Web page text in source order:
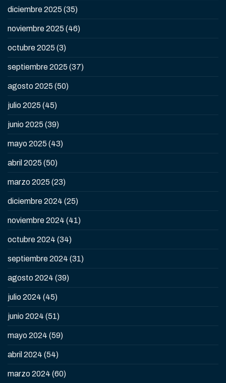
diciembre 2025 (35)
noviembre 2025 (46)
octubre 2025 (3)
septiembre 2025 (37)
agosto 2025 (50)
julio 2025 (45)
junio 2025 (39)
mayo 2025 (43)
abril 2025 (50)
marzo 2025 (23)
diciembre 2024 (25)
noviembre 2024 (41)
octubre 2024 (34)
septiembre 2024 (31)
agosto 2024 (39)
julio 2024 (45)
junio 2024 (51)
mayo 2024 (59)
abril 2024 (54)
marzo 2024 (60)